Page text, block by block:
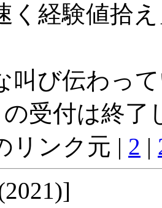
く経験値拾
叫び伝わっ
受付は終了
リンク元 | 2 |